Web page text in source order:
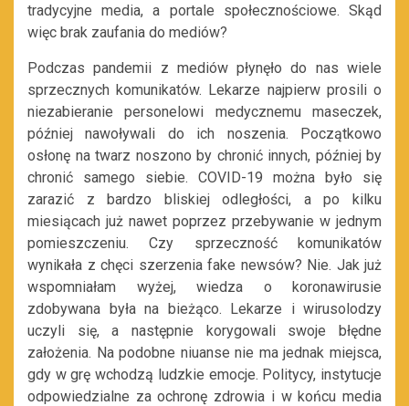
tradycyjne media, a portale społecznościowe. Skąd
więc brak zaufania do mediów?
Podczas pandemii z mediów płynęło do nas wiele
sprzecznych komunikatów. Lekarze najpierw prosili o
niezabieranie personelowi medycznemu maseczek,
później nawoływali do ich noszenia. Początkowo
osłonę na twarz noszono by chronić innych, później by
chronić samego siebie. COVID-19 można było się
zarazić z bardzo bliskiej odległości, a po kilku
miesiącach już nawet poprzez przebywanie w jednym
pomieszczeniu. Czy sprzeczność komunikatów
wynikała z chęci szerzenia fake newsów? Nie. Jak już
wspomniałam wyżej, wiedza o koronawirusie
zdobywana była na bieżąco. Lekarze i wirusolodzy
uczyli się, a następnie korygowali swoje błędne
założenia. Na podobne niuanse nie ma jednak miejsca,
gdy w grę wchodzą ludzkie emocje. Politycy, instytucje
odpowiedzialne za ochronę zdrowia i w końcu media